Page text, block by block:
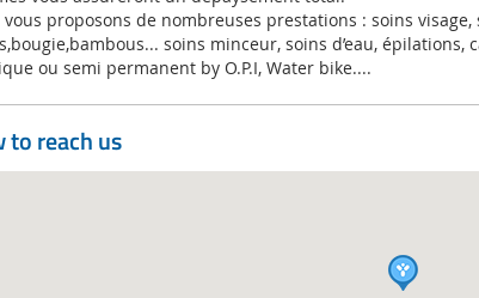
vous proposons de nombreuses prestations : soins visage,
soins minceur, soins d’eau, épilations,
ou semi permanent by O.P.I, Water bike....
to reach us